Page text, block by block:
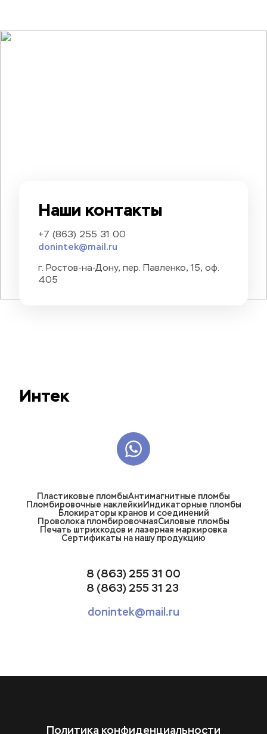
Наши контакты
+7 (863) 255 31 00
donintek@mail.ru
г. Ростов-на-Дону, пер. Павленко, 15, оф.
405
Интек
Пластиковые пломбыАнтимагнитные пломбы
Пломбировочные наклейкиИндикаторные пломбы
Блокираторы кранов и соединений
Проволока пломбировочнаяСиловые пломбы
Печать штрихкодов и лазерная маркировка
Сертификаты на нашу продукцию
8 (863) 255 31 00
8 (863) 255 31 23
donintek@mail.ru
Политика конфиденциальности